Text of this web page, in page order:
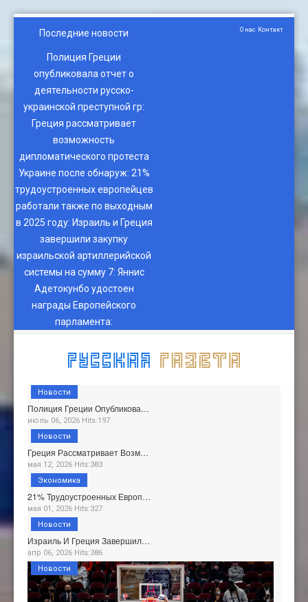
Последние новости
Полиция Греции
опубликовала отчет о
деятельности русско-
украинской преступной гр:
Греция рассматривает
возможность
дипломатического протеста
Украине после обнаруж: 21%
трудоустроенных европейцев
работали также по выходным
в 2025 году: Израиль и Греция
завершили закупку
израильской артиллерийской
системы на сумму 7: Яннис
Адетокунбо удостоен
награды Европейского
парламента:
О нас Контакт
Полиция Греции Опубликова…
июль 06, 2026 Hits:197
Новости
Греция Рассматривает Возм…
мая 12, 2026 Hits:383
Новости
21% Трудоустроенных Европ…
мая 01, 2026 Hits:327
Экономика
Израиль И Греция Завершил…
апр 06, 2026 Hits:386
Новости
Новости